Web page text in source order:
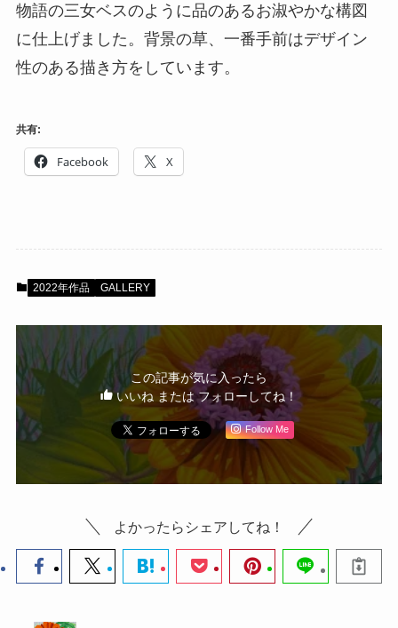
物語の三女ベスのように品のあるお淑やかな構図
に仕上げました。背景の草、一番手前はデザイン
性のある描き方をしています。
共有:
Facebook X
2022年作品 GALLERY
この記事が気に入ったら
いいね または フォローしてね！
Follow Me
よかったらシェアしてね！